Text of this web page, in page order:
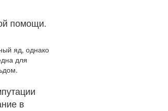
помощи.
яд, однако
для
в